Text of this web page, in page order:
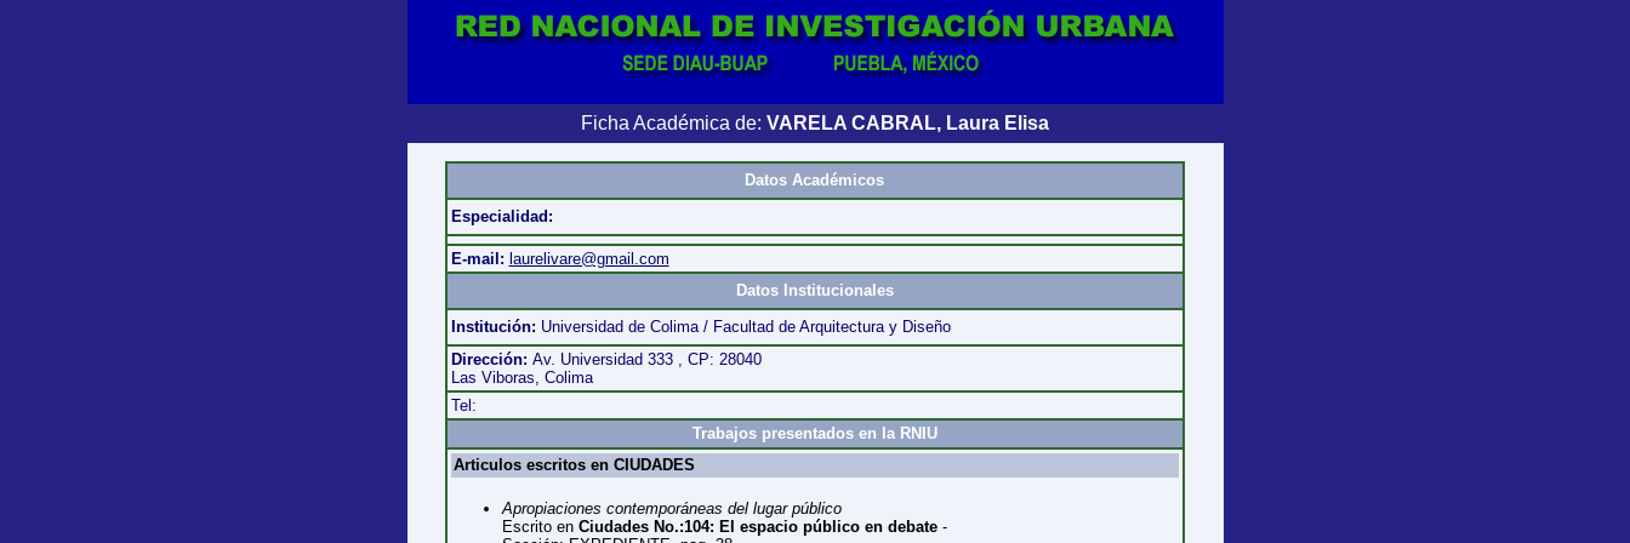
Ficha Académica de: VARELA CABRAL, Laura Elisa
Datos Académicos
Especialidad:
E-mail: laurelivare@gmail.com
Datos Institucionales
Institución: Universidad de Colima / Facultad de Arquitectura y Diseño
Dirección: Av. Universidad 333 , CP: 28040
Las Viboras, Colima
Tel:
Trabajos presentados en la RNIU
Articulos escritos en CIUDADES
Apropiaciones contemporáneas del lugar público
Escrito en Ciudades No.:104: El espacio público en debate -